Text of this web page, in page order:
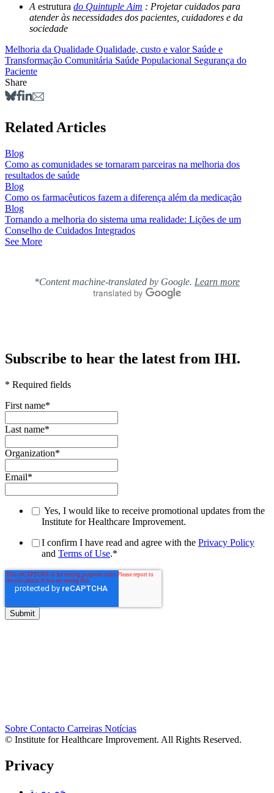
A estrutura do Quintuple Aim : Projetar cuidados para
atender às necessidades dos pacientes, cuidadores e da
sociedade
Melhoria da Qualidade Qualidade, custo e valor Saúde e
Transformação Comunitária Saúde Populacional Segurança do
Paciente
Share
Related Articles
Blog
Como as comunidades se tornaram parceiras na melhoria dos
resultados de saúde
Blog
Como os farmacêuticos fazem a diferença além da medicação
Blog
Tornando a melhoria do sistema uma realidade: Lições de um
Conselho de Cuidados Integrados
See More
*Content machine-translated by Google. Learn more
Subscribe to hear the latest from IHI.
* Required fields
First name*
Last name*
Organization*
Email*
Yes, I would like to receive promotional updates from the
Institute for Healthcare Improvement.
I confirm I have read and agree with the Privacy Policy
and Terms of Use.*
Sobre Contacto Carreiras Notícias
© Institute for Healthcare Improvement. All Rights Reserved.
Privacy